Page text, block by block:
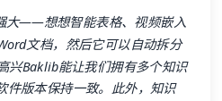
大——想想智能表格、视频嵌入
文档，然后它可以自动拆分
兴Baklib能让我们拥有多个知识
版本保持一致。此外，知识